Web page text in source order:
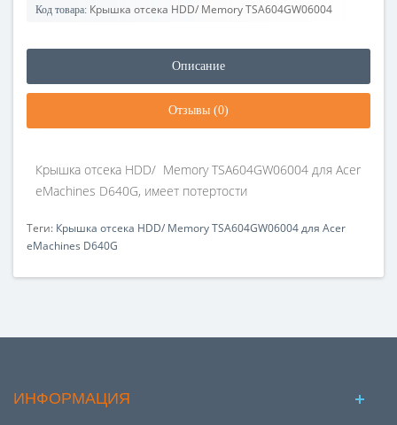
Код товара: Крышка отсека HDD/ Memory TSA604GW06004
Описание
Отзывы (0)
Крышка отсека HDD/ Memory TSA604GW06004 для Acer
eMachines D640G, имеет потертости
Теги: Крышка отсека HDD/ Memory TSA604GW06004 для Acer
eMachines D640G
ИНФОРМАЦИЯ